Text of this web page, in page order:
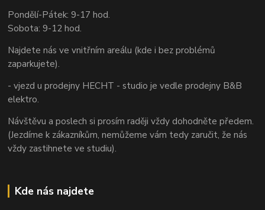
Pondělí-Pátek: 9-17 hod.
Sobota: 9-12 hod.
Najdete nás ve vnitřním areálu (kde i bez problémů
zaparkujete).
- vjezd u prodejny HECHT - studio je vedle prodejny B&B
elektro.
Návštěvu a poslech si prosím raději vždy dohodněte předem.
(Jezdíme k zákazníkům, nemůžeme vám tedy zaručit, že nás
vždy zastihnete ve studiu).
Kde nás najdete